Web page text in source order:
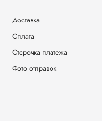
Доставка
Оплата
Отсрочка платежа
Фото отправок